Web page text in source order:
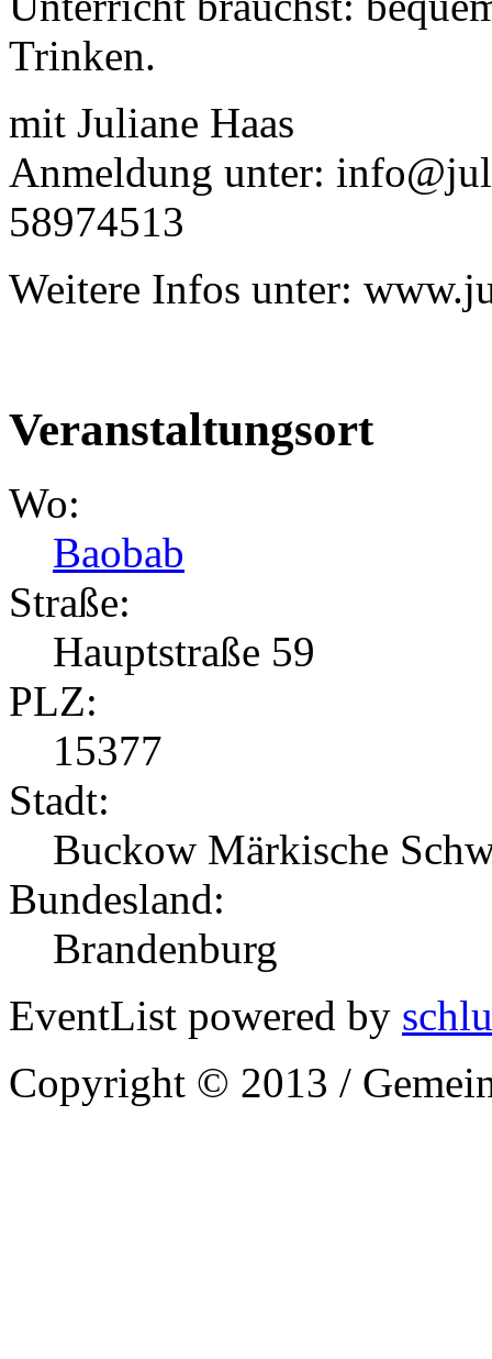
Trinken.
mit Juliane Haas
Anmeldung unter:
58974513
Weitere Infos unter:
Veranstaltungsort
Wo:
Baobab
Straße:
Hauptstraße 59
PLZ:
15377
Stadt:
Buckow Märkische
Bundesland:
Brandenburg
EventList powered by
Copyright © 2013 /